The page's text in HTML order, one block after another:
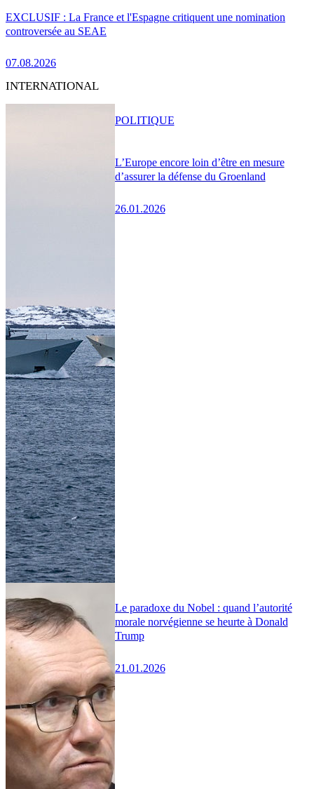
EXCLUSIF : La France et l'Espagne critiquent une nomination
controversée au SEAE
07.08.2026
INTERNATIONAL
L’Europe encore loin d’être en mesure
d’assurer la défense du Groenland
26.01.2026
POLITIQUE
Le paradoxe du Nobel : quand l’autorité
morale norvégienne se heurte à Donald
Trump
21.01.2026